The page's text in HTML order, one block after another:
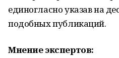
единогласно указав на
подобных публикаций.
Мнение экспертов: